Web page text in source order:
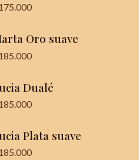
Oro suave
Dualé
Plata suave